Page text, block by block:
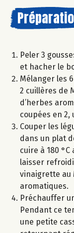
Peler 3
et hacher le
Mélanger les
2 cuillères de
d’herbes
coupées en
Couper les
dans un plat
cuire à 180
laisser
vinaigrette au
aromatiques.
Préchauffer
Pendant ce
une petite